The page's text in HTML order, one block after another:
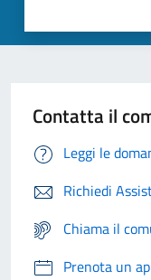
Contatta il
Leggi le
Richiedi
Chiama il
Prenota un